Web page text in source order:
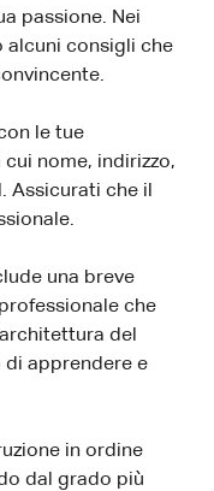
passione. Nei
alcuni consigli che
le tue
nome, indirizzo,
Assicurati che il
una breve
che
del
apprendere e
in ordine
dal grado più